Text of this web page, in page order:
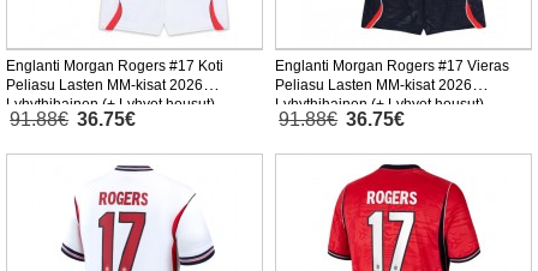
Englanti Morgan Rogers #17 Koti
Peliasu Lasten MM-kisat 2026
Lyhythihainen (+ Lyhyet housut)
91.88€ 36.75€
Englanti Morgan Rogers #17 Vieras
Peliasu Lasten MM-kisat 2026
Lyhythihainen (+ Lyhyet housut)
91.88€ 36.75€